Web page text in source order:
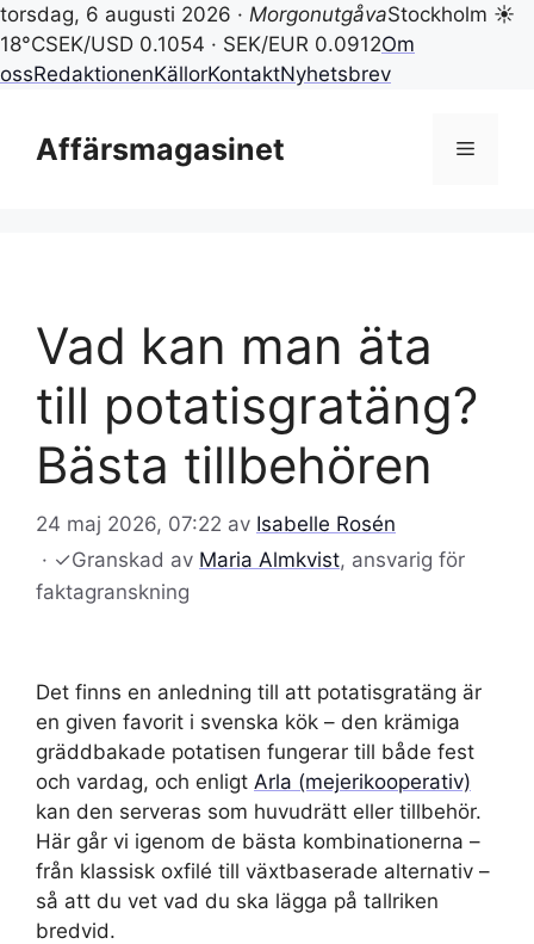
torsdag, 6 augusti 2026 · MorgonutgåvaStockholm ☀
18°CSEK/USD 0.1054 · SEK/EUR 0.0912Om
ossRedaktionenKällorKontaktNyhetsbrev
innehållAffärsmagasinet Meny
Vad kan man äta
till potatisgratäng?
Bästa tillbehören
24 maj 2026, 07:22 av Isabelle Rosén
· ✓Granskad av Maria Almkvist, ansvarig för
faktagranskning
Det finns en anledning till att potatisgratäng är
en given favorit i svenska kök – den krämiga
gräddbakade potatisen fungerar till både fest
och vardag, och enligt Arla (mejerikooperativ)
kan den serveras som huvudrätt eller tillbehör.
Här går vi igenom de bästa kombinationerna –
från klassisk oxfilé till växtbaserade alternativ –
så att du vet vad du ska lägga på tallriken
bredvid.